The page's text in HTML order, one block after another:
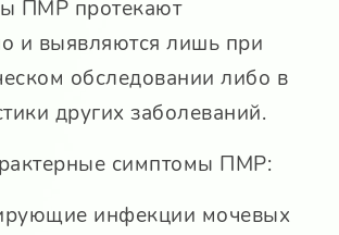
ПМР протекают
и выявляются лишь при
обследовании либо в
других заболеваний.
симптомы ПМР:
инфекции мочевых